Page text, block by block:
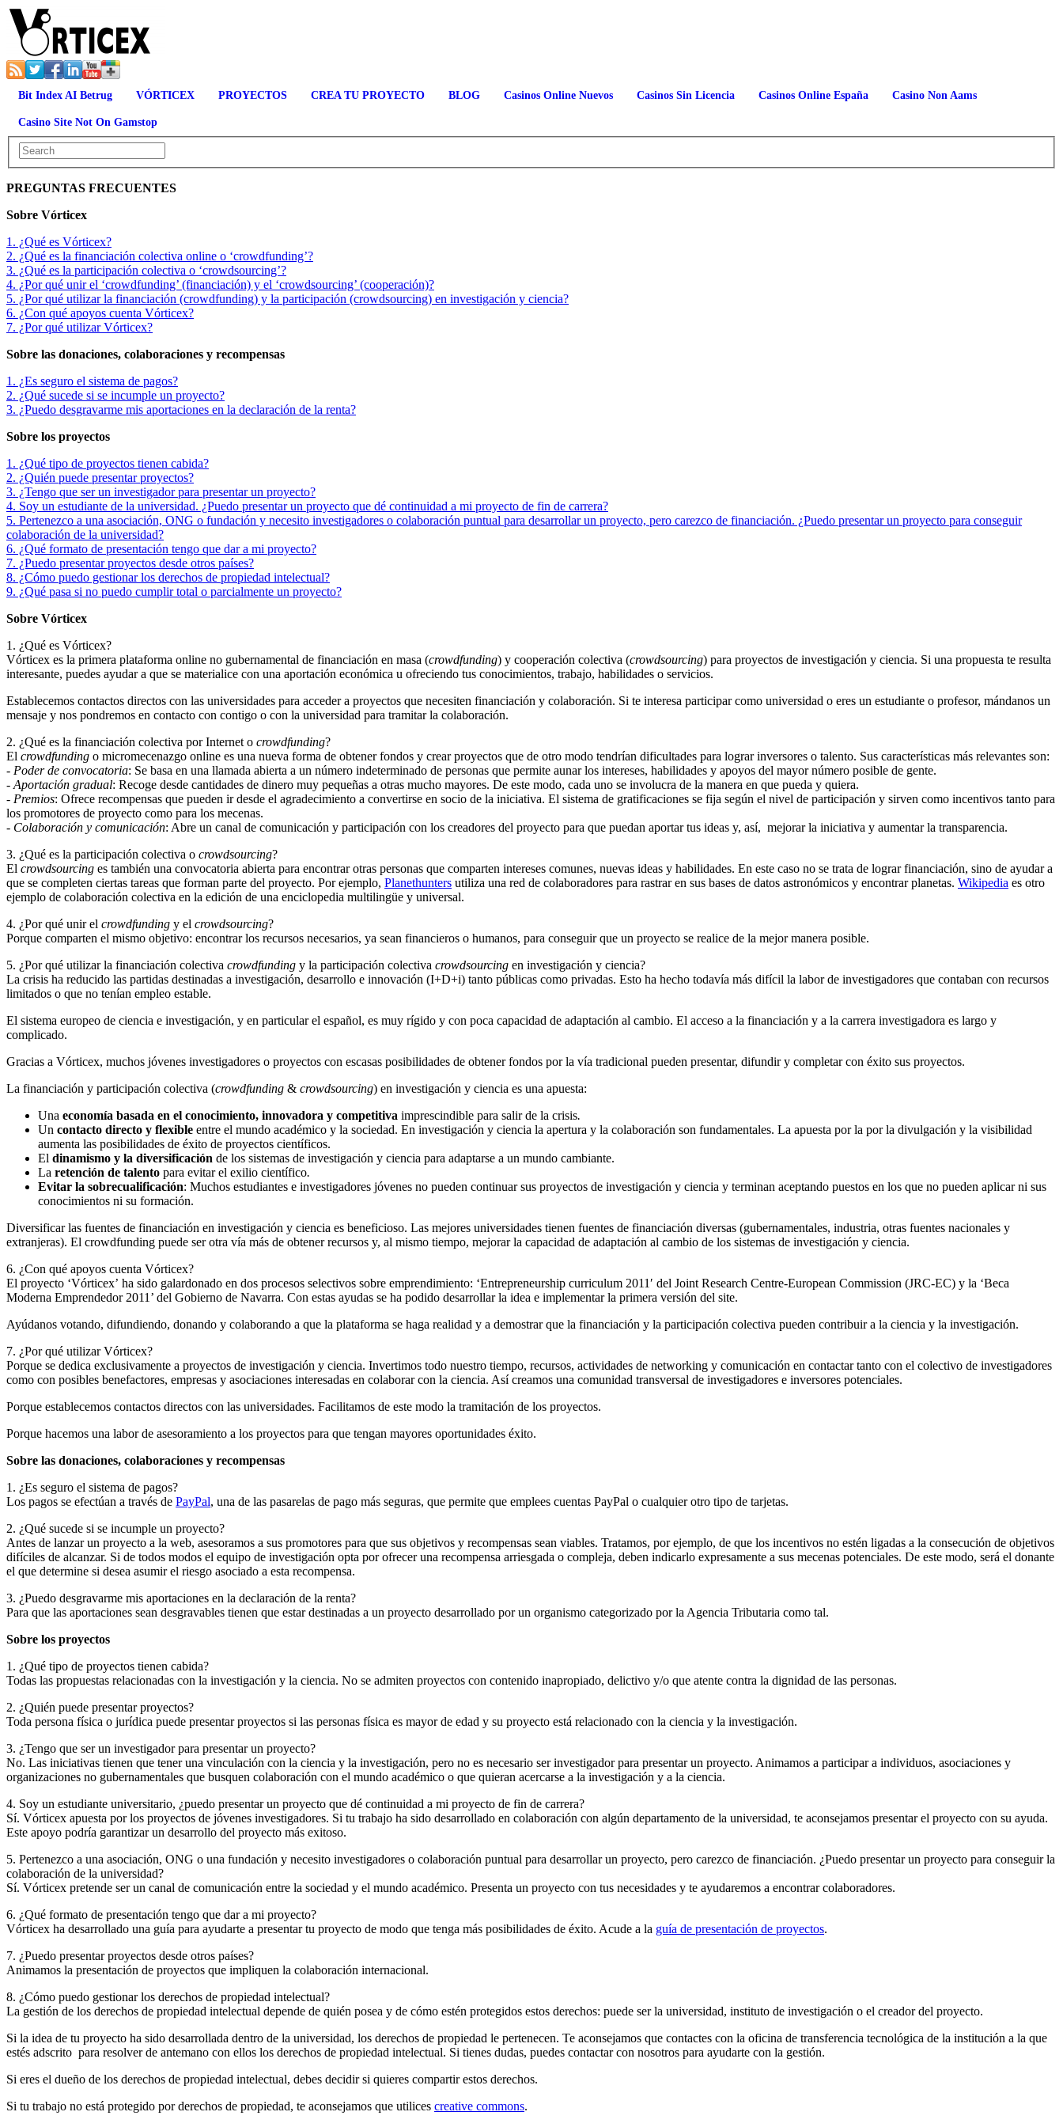
Bit Index AI Betrug VÓRTICEX PROYECTOS CREA TU PROYECTO BLOG Casinos Online Nuevos Casinos Sin Licencia Casinos Online España Casino Non Aams
Casino Site Not On Gamstop
PREGUNTAS FRECUENTES
Sobre Vórticex
1. ¿Qué es Vórticex?
2. ¿Qué es la financiación colectiva online o ‘crowdfunding’?
3. ¿Qué es la participación colectiva o ‘crowdsourcing’?
4. ¿Por qué unir el ‘crowdfunding’ (financiación) y el ‘crowdsourcing’ (cooperación)?
5. ¿Por qué utilizar la financiación (crowdfunding) y la participación (crowdsourcing) en investigación y ciencia?
6. ¿Con qué apoyos cuenta Vórticex?
7. ¿Por qué utilizar Vórticex?
Sobre las donaciones, colaboraciones y recompensas
1. ¿Es seguro el sistema de pagos?
2. ¿Qué sucede si se incumple un proyecto?
3. ¿Puedo desgravarme mis aportaciones en la declaración de la renta?
Sobre los proyectos
1. ¿Qué tipo de proyectos tienen cabida?
2. ¿Quién puede presentar proyectos?
3. ¿Tengo que ser un investigador para presentar un proyecto?
4. Soy un estudiante de la universidad. ¿Puedo presentar un proyecto que dé continuidad a mi proyecto de fin de carrera?
5. Pertenezco a una asociación, ONG o fundación y necesito investigadores o colaboración puntual para desarrollar un proyecto, pero carezco de financiación. ¿Puedo presentar un proyecto para conseguir
colaboración de la universidad?
6. ¿Qué formato de presentación tengo que dar a mi proyecto?
7. ¿Puedo presentar proyectos desde otros países?
8. ¿Cómo puedo gestionar los derechos de propiedad intelectual?
9. ¿Qué pasa si no puedo cumplir total o parcialmente un proyecto?
Sobre Vórticex
1. ¿Qué es Vórticex?
Vórticex es la primera plataforma online no gubernamental de financiación en masa (crowdfunding) y cooperación colectiva (crowdsourcing) para proyectos de investigación y ciencia. Si una propuesta te resulta
interesante, puedes ayudar a que se materialice con una aportación económica u ofreciendo tus conocimientos, trabajo, habilidades o servicios.
Establecemos contactos directos con las universidades para acceder a proyectos que necesiten financiación y colaboración. Si te interesa participar como universidad o eres un estudiante o profesor, mándanos un
mensaje y nos pondremos en contacto con contigo o con la universidad para tramitar la colaboración.
2. ¿Qué es la financiación colectiva por Internet o crowdfunding?
El crowdfunding o micromecenazgo online es una nueva forma de obtener fondos y crear proyectos que de otro modo tendrían dificultades para lograr inversores o talento. Sus características más relevantes son:
- Poder de convocatoria: Se basa en una llamada abierta a un número indeterminado de personas que permite aunar los intereses, habilidades y apoyos del mayor número posible de gente.
- Aportación gradual: Recoge desde cantidades de dinero muy pequeñas a otras mucho mayores. De este modo, cada uno se involucra de la manera en que pueda y quiera.
- Premios: Ofrece recompensas que pueden ir desde el agradecimiento a convertirse en socio de la iniciativa. El sistema de gratificaciones se fija según el nivel de participación y sirven como incentivos tanto para
los promotores de proyecto como para los mecenas.
- Colaboración y comunicación: Abre un canal de comunicación y participación con los creadores del proyecto para que puedan aportar tus ideas y, así, mejorar la iniciativa y aumentar la transparencia.
3. ¿Qué es la participación colectiva o crowdsourcing?
El crowdsourcing es también una convocatoria abierta para encontrar otras personas que comparten intereses comunes, nuevas ideas y habilidades. En este caso no se trata de lograr financiación, sino de ayudar a
que se completen ciertas tareas que forman parte del proyecto. Por ejemplo, Planethunters utiliza una red de colaboradores para rastrar en sus bases de datos astronómicos y encontrar planetas. Wikipedia es otro
ejemplo de colaboración colectiva en la edición de una enciclopedia multilingüe y universal.
4. ¿Por qué unir el crowdfunding y el crowdsourcing?
Porque comparten el mismo objetivo: encontrar los recursos necesarios, ya sean financieros o humanos, para conseguir que un proyecto se realice de la mejor manera posible.
5. ¿Por qué utilizar la financiación colectiva crowdfunding y la participación colectiva crowdsourcing en investigación y ciencia?
La crisis ha reducido las partidas destinadas a investigación, desarrollo e innovación (I+D+i) tanto públicas como privadas. Esto ha hecho todavía más difícil la labor de investigadores que contaban con recursos
limitados o que no tenían empleo estable.
El sistema europeo de ciencia e investigación, y en particular el español, es muy rígido y con poca capacidad de adaptación al cambio. El acceso a la financiación y a la carrera investigadora es largo y
complicado.
Gracias a Vórticex, muchos jóvenes investigadores o proyectos con escasas posibilidades de obtener fondos por la vía tradicional pueden presentar, difundir y completar con éxito sus proyectos.
La financiación y participación colectiva (crowdfunding & crowdsourcing) en investigación y ciencia es una apuesta:
Una economía basada en el conocimiento, innovadora y competitiva imprescindible para salir de la crisis.
Un contacto directo y flexible entre el mundo académico y la sociedad. En investigación y ciencia la apertura y la colaboración son fundamentales. La apuesta por la por la divulgación y la visibilidad
aumenta las posibilidades de éxito de proyectos científicos.
El dinamismo y la diversificación de los sistemas de investigación y ciencia para adaptarse a un mundo cambiante.
La retención de talento para evitar el exilio científico.
Evitar la sobrecualificación: Muchos estudiantes e investigadores jóvenes no pueden continuar sus proyectos de investigación y ciencia y terminan aceptando puestos en los que no pueden aplicar ni sus
conocimientos ni su formación.
Diversificar las fuentes de financiación en investigación y ciencia es beneficioso. Las mejores universidades tienen fuentes de financiación diversas (gubernamentales, industria, otras fuentes nacionales y
extranjeras). El crowdfunding puede ser otra vía más de obtener recursos y, al mismo tiempo, mejorar la capacidad de adaptación al cambio de los sistemas de investigación y ciencia.
6. ¿Con qué apoyos cuenta Vórticex?
El proyecto ‘Vórticex’ ha sido galardonado en dos procesos selectivos sobre emprendimiento: ‘Entrepreneurship curriculum 2011′ del Joint Research Centre-European Commission (JRC-EC) y la ‘Beca
Moderna Emprendedor 2011’ del Gobierno de Navarra. Con estas ayudas se ha podido desarrollar la idea e implementar la primera versión del site.
Ayúdanos votando, difundiendo, donando y colaborando a que la plataforma se haga realidad y a demostrar que la financiación y la participación colectiva pueden contribuir a la ciencia y la investigación.
7. ¿Por qué utilizar Vórticex?
Porque se dedica exclusivamente a proyectos de investigación y ciencia. Invertimos todo nuestro tiempo, recursos, actividades de networking y comunicación en contactar tanto con el colectivo de investigadores
como con posibles benefactores, empresas y asociaciones interesadas en colaborar con la ciencia. Así creamos una comunidad transversal de investigadores e inversores potenciales.
Porque establecemos contactos directos con las universidades. Facilitamos de este modo la tramitación de los proyectos.
Porque hacemos una labor de asesoramiento a los proyectos para que tengan mayores oportunidades éxito.
Sobre las donaciones, colaboraciones y recompensas
1. ¿Es seguro el sistema de pagos?
Los pagos se efectúan a través de PayPal, una de las pasarelas de pago más seguras, que permite que emplees cuentas PayPal o cualquier otro tipo de tarjetas.
2. ¿Qué sucede si se incumple un proyecto?
Antes de lanzar un proyecto a la web, asesoramos a sus promotores para que sus objetivos y recompensas sean viables. Tratamos, por ejemplo, de que los incentivos no estén ligadas a la consecución de objetivos
difíciles de alcanzar. Si de todos modos el equipo de investigación opta por ofrecer una recompensa arriesgada o compleja, deben indicarlo expresamente a sus mecenas potenciales. De este modo, será el donante
el que determine si desea asumir el riesgo asociado a esta recompensa.
3. ¿Puedo desgravarme mis aportaciones en la declaración de la renta?
Para que las aportaciones sean desgravables tienen que estar destinadas a un proyecto desarrollado por un organismo categorizado por la Agencia Tributaria como tal.
Sobre los proyectos
1. ¿Qué tipo de proyectos tienen cabida?
Todas las propuestas relacionadas con la investigación y la ciencia. No se admiten proyectos con contenido inapropiado, delictivo y/o que atente contra la dignidad de las personas.
2. ¿Quién puede presentar proyectos?
Toda persona física o jurídica puede presentar proyectos si las personas física es mayor de edad y su proyecto está relacionado con la ciencia y la investigación.
3. ¿Tengo que ser un investigador para presentar un proyecto?
No. Las iniciativas tienen que tener una vinculación con la ciencia y la investigación, pero no es necesario ser investigador para presentar un proyecto. Animamos a participar a individuos, asociaciones y
organizaciones no gubernamentales que busquen colaboración con el mundo académico o que quieran acercarse a la investigación y a la ciencia.
4. Soy un estudiante universitario, ¿puedo presentar un proyecto que dé continuidad a mi proyecto de fin de carrera?
Sí. Vórticex apuesta por los proyectos de jóvenes investigadores. Si tu trabajo ha sido desarrollado en colaboración con algún departamento de la universidad, te aconsejamos presentar el proyecto con su ayuda.
Este apoyo podría garantizar un desarrollo del proyecto más exitoso.
5. Pertenezco a una asociación, ONG o una fundación y necesito investigadores o colaboración puntual para desarrollar un proyecto, pero carezco de financiación. ¿Puedo presentar un proyecto para conseguir la
colaboración de la universidad?
Sí. Vórticex pretende ser un canal de comunicación entre la sociedad y el mundo académico. Presenta un proyecto con tus necesidades y te ayudaremos a encontrar colaboradores.
6. ¿Qué formato de presentación tengo que dar a mi proyecto?
Vórticex ha desarrollado una guía para ayudarte a presentar tu proyecto de modo que tenga más posibilidades de éxito. Acude a la guía de presentación de proyectos.
7. ¿Puedo presentar proyectos desde otros países?
Animamos la presentación de proyectos que impliquen la colaboración internacional.
8. ¿Cómo puedo gestionar los derechos de propiedad intelectual?
La gestión de los derechos de propiedad intelectual depende de quién posea y de cómo estén protegidos estos derechos: puede ser la universidad, instituto de investigación o el creador del proyecto.
Si la idea de tu proyecto ha sido desarrollada dentro de la universidad, los derechos de propiedad le pertenecen. Te aconsejamos que contactes con la oficina de transferencia tecnológica de la institución a la que
estés adscrito para resolver de antemano con ellos los derechos de propiedad intelectual. Si tienes dudas, puedes contactar con nosotros para ayudarte con la gestión.
Si eres el dueño de los derechos de propiedad intelectual, debes decidir si quieres compartir estos derechos.
Si tu trabajo no está protegido por derechos de propiedad, te aconsejamos que utilices creative commons.